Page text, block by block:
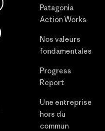
Patagonia
Action Works
Nos valeurs
fondamentales
Progress
Report
Une entreprise
hors du
commun